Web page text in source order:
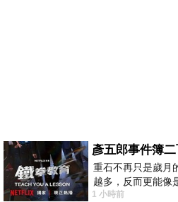
彥五郎事件簿
重石不再只是歲月
越多，反而更能像
習慣一如縱容，成
1 小時前